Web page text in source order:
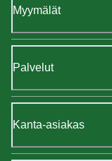
Myymälät
Palvelut
Kanta-asiakas